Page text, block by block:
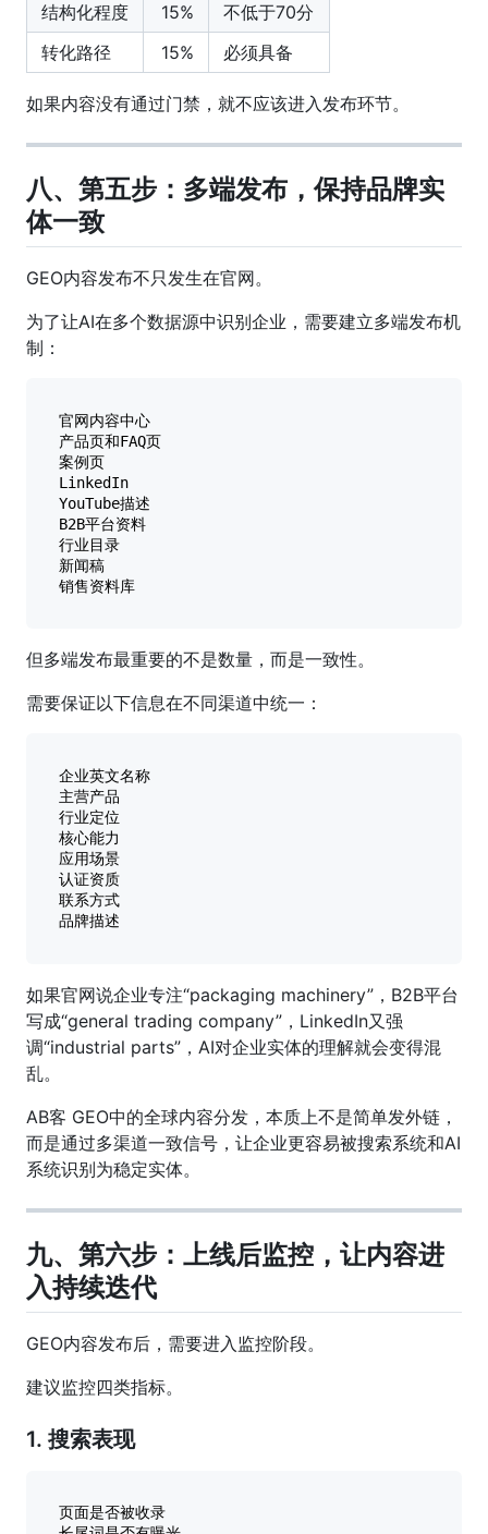
结构化程度
15%
不低于70分
转化路径
15% 必须具备
如果内容没有通过门禁，就不应该进入发布环节。
八、第五步：多端发布，保持品牌实
体一致
GEO内容发布不只发生在官网。
为了让AI在多个数据源中识别企业，需要建立多端发布机
制：
官网内容中心
产品页和FAQ页
案例页
LinkedIn
YouTube描述
B2B平台资料
行业目录
新闻稿
销售资料库
但多端发布最重要的不是数量，而是一致性。
需要保证以下信息在不同渠道中统一：
企业英文名称
主营产品
行业定位
核心能力
应用场景
认证资质
联系方式
如果官网说企业专注“packaging machinery”，B2B平台
写成“general trading company”，LinkedIn又强
调“industrial parts”，AI对企业实体的理解就会变得混
乱。
AB客 GEO中的全球内容分发，本质上不是简单发外链，
而是通过多渠道一致信号，让企业更容易被搜索系统和AI
系统识别为稳定实体。
九、第六步：上线后监控，让内容进
入持续迭代
GEO内容发布后，需要进入监控阶段。
建议监控四类指标。
1. 搜索表现
页面是否被收录